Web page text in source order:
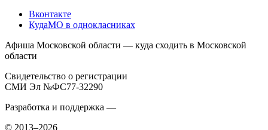
Вконтакте
КудаМО в однокласниках
Афиша Московской области — куда сходить в Московской
области
Свидетельство о регистрации
СМИ Эл №ФС77-32290
Разработка и поддержка —
© 2013–2026